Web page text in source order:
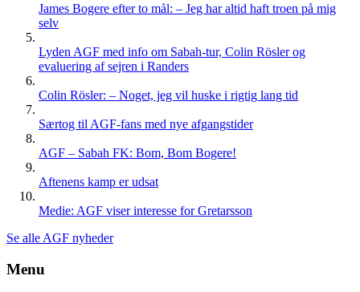
James Bogere efter to mål: – Jeg har altid haft troen på mig
selv
Lyden AGF med info om Sabah-tur, Colin Rösler og
evaluering af sejren i Randers
Colin Rösler: – Noget, jeg vil huske i rigtig lang tid
Særtog til AGF-fans med nye afgangstider
AGF – Sabah FK: Bom, Bom Bogere!
Aftenens kamp er udsat
Medie: AGF viser interesse for Gretarsson
Se alle AGF nyheder
Menu